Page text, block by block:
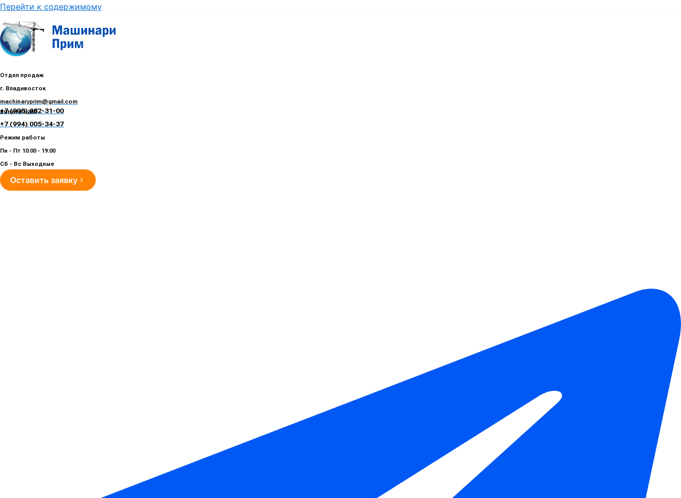
Перейти к содержимому
Отдел продаж
г. Владивосток
machinaryprim@gmail.com
нам!
+7 (908) 982-31-00
+7 (994) 005-34-37
Режим работы
Пн - Пт 10:00 - 19:00
Сб - Вс Выходные
Оставить заявку